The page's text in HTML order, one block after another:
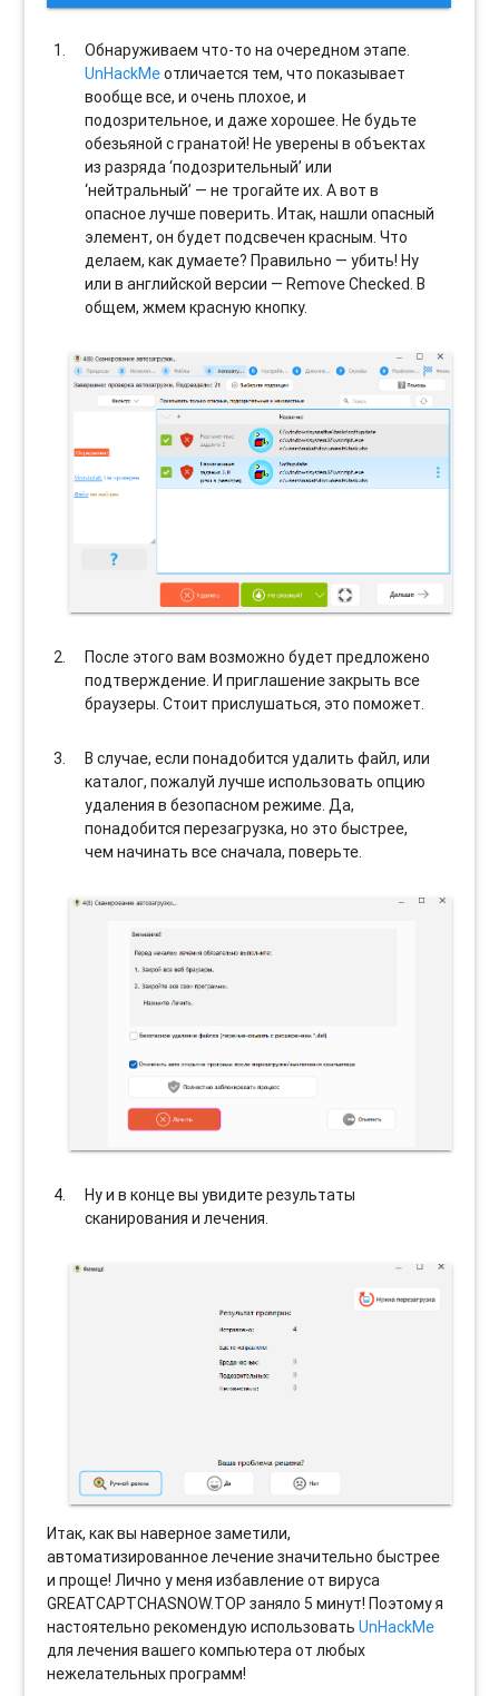
Обнаруживаем что-то на очередном этапе.
UnHackMeотличается тем, что показывает
вообще все, и очень плохое, и
подозрительное, и даже хорошее. Не будьте
обезьяной с гранатой! Не уверены в объектах
из разряда ‘подозрительный’ или
‘нейтральный’ — не трогайте их. А вот в
опасное лучше поверить. Итак, нашли опасный
элемент, он будет подсвечен красным. Что
делаем, как думаете? Правильно — убить! Ну
или в английской версии — Remove Checked. В
общем, жмем красную кнопку.
После этого вам возможно будет предложено
подтверждение. И приглашение закрыть все
браузеры. Стоит прислушаться, это поможет.
В случае, если понадобится удалить файл, или
каталог, пожалуй лучше использовать опцию
удаления в безопасном режиме. Да,
понадобится перезагрузка, но это быстрее,
чем начинать все сначала, поверьте.
Ну и в конце вы увидите результаты
сканирования и лечения.
Итак, как вы наверное заметили,
автоматизированное лечение значительно быстрее
и проще! Лично у меня избавление от вируса
GREATCAPTCHASNOW.TOP заняло 5 минут! Поэтому я
настоятельно рекомендую использоватьUnHackMe
для лечения вашего компьютера от любых
нежелательных программ!